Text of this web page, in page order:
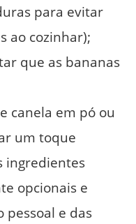
para evitar
ao cozinhar);
que as bananas
canela em pó ou
um toque
ingredientes
opcionais e
pessoal e das